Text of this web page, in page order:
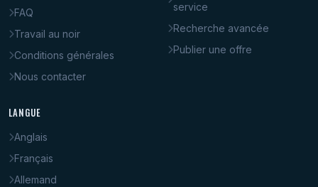
FAQ
Travail au noir
Conditions générales
Nous contacter
service
Recherche avancée
Publier une offre
LANGUE
Anglais
Français
Allemand